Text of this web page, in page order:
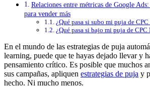
Relaciones entre métricas de Google
para vender más
¿Qué pasa si subo mi puja de
¿Qué pasa si bajo mi puja de CPC
En el mundo de las estrategias de puja
learning, puede que te hayas dejado llevar y
pensamiento crítico. Es posible que muchos
sus campañas, apliquen estrategias de puja y
hecho. Ni mucho menos.